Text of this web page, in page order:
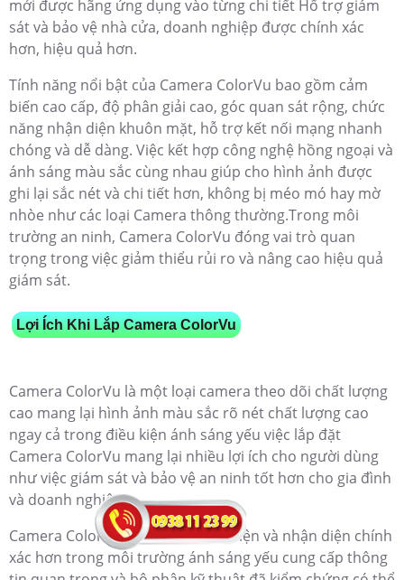
mới được hãng ứng dụng vào từng chi tiết Hổ trợ giám
sát và bảo vệ nhà cửa, doanh nghiệp được chính xác
hơn, hiệu quả hơn.
Tính năng nổi bật của Camera ColorVu bao gồm cảm
biến cao cấp, độ phân giải cao, góc quan sát rộng, chức
năng nhận diện khuôn mặt, hỗ trợ kết nối mạng nhanh
chóng và dễ dàng. Việc kết hợp công nghệ hồng ngoại và
ánh sáng màu sắc cùng nhau giúp cho hình ảnh được
ghi lại sắc nét và chi tiết hơn, không bị méo mó hay mờ
nhòe như các loại Camera thông thường.Trong môi
trường an ninh, Camera ColorVu đóng vai trò quan
trọng trong việc giảm thiểu rủi ro và nâng cao hiệu quả
giám sát.
Lợi Ích Khi Lắp Camera ColorVu
Camera ColorVu là một loại camera theo dõi chất lượng
cao mang lại hình ảnh màu sắc rõ nét chất lượng cao
ngay cả trong điều kiện ánh sáng yếu việc lắp đặt
Camera ColorVu mang lại nhiều lợi ích cho người dùng
như việc giám sát và bảo vệ an ninh tốt hơn cho gia đình
và doanh nghiệp.
Camera ColorVu cũng giúp phát hiện và nhận diện chính
xác hơn trong môi trường ánh sáng yếu cung cấp thông